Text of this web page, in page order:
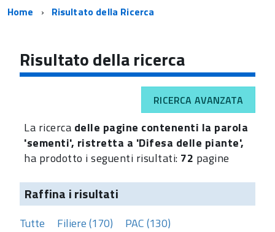
Percorso
navigazione
Home Risultato della Ricerca
Risultato della ricerca
RICERCA AVANZATA
La ricerca delle pagine contenenti la parola
'sementi', ristretta a 'Difesa delle piante',
ha prodotto i seguenti risultati: 72 pagine
Raffina i risultati
Tutte Filiere (170)
PAC (130)